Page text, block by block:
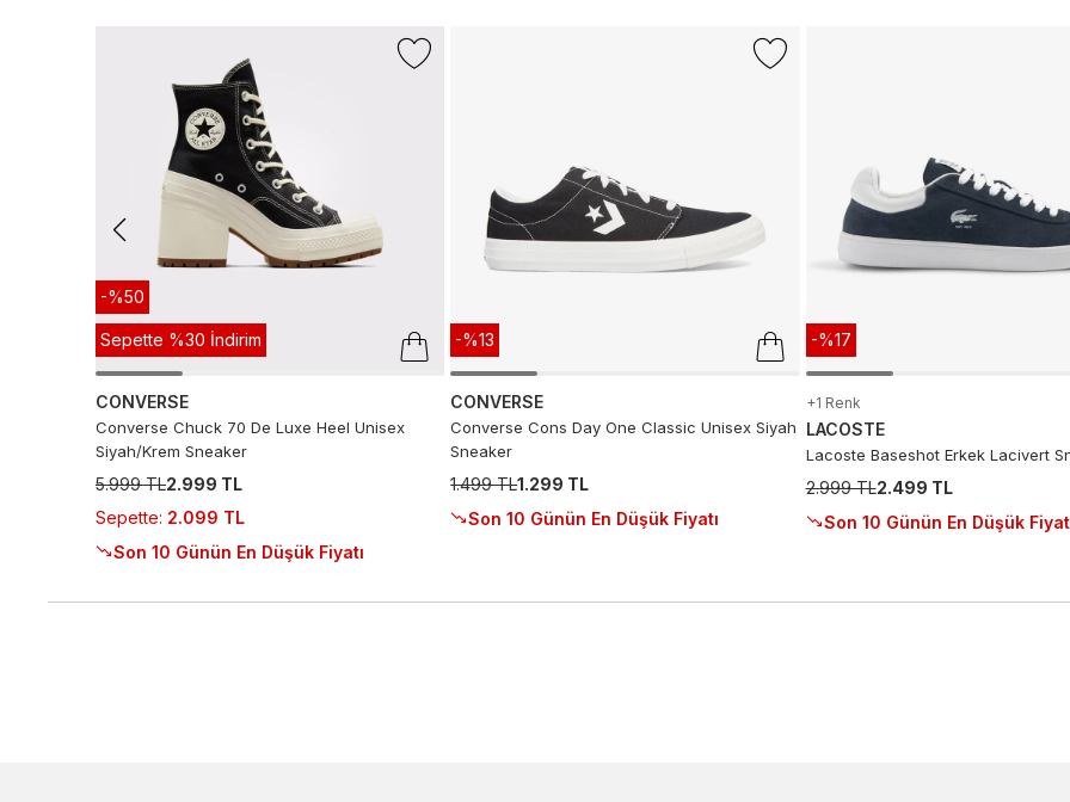
-%50
Sepette %30 İndirim
CONVERSE
Converse Chuck 70 De Luxe Heel Unisex
Siyah/Krem Sneaker
5.999 TL2.999 TL
Sepette: 2.099 TL
Son 10 Günün En Düşük Fiyatı
-%13
CONVERSE
Converse Cons Day One Classic Unisex Siyah
Sneaker
1.499 TL1.299 TL
Son 10 Günün En Düşük Fiyatı
-%17
+1 Renk
LACOSTE
Lacoste Baseshot Erkek Lacivert
2.999 TL2.499 TL
Son 10 Günün En Düşük